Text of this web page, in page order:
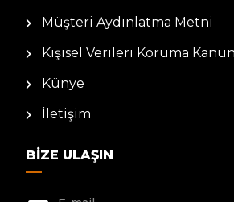
Müşteri Aydınlatma Metni
Kişisel Verileri Koruma
Künye
İletişim
BIZE ULAŞIN